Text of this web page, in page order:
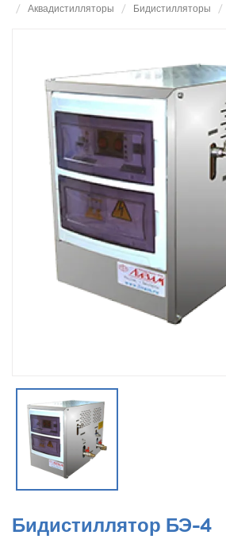
Аквадистилляторы
Бидистилляторы
Бидистиллятор БЭ-4